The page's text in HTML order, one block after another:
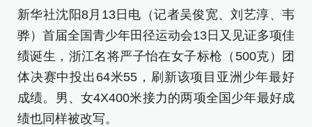
新华社沈阳8月13日电（记者吴俊宽、刘艺淳、韦
骅）首届全国青少年田径运动会13日又见证多项佳
绩诞生，浙江名将严子怡在女子标枪（500克）团
体决赛中投出64米55，刷新该项目亚洲少年最好
成绩。男、女4X400米接力的两项全国少年最好成
绩也同样被改写。